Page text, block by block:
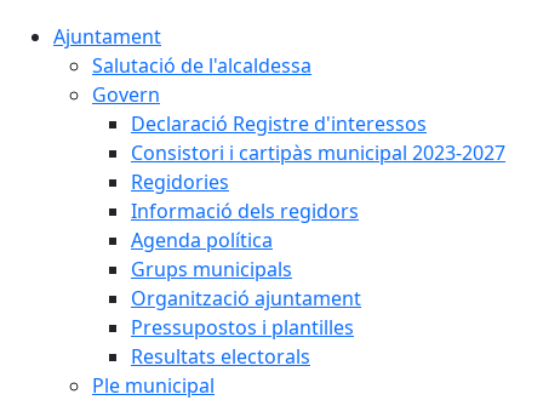
Ajuntament
Salutació de l'alcaldessa
Govern
Declaració Registre d'interessos
Consistori i cartipàs municipal 2023-2027
Regidories
Informació dels regidors
Agenda política
Grups municipals
Organització ajuntament
Pressupostos i plantilles
Resultats electorals
Ple municipal